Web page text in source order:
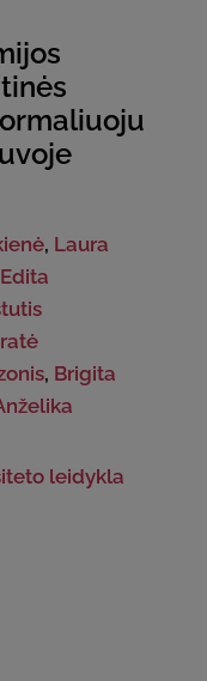
, Laura
Edita
, Brigita
leidykla